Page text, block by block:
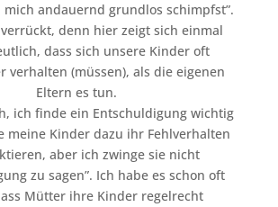
andauernd grundlos schimpfst”.
denn hier zeigt sich einmal
dass sich unsere Kinder oft
verhalten (müssen), als die eigenen
Eltern es tun.
ich finde ein Entschuldigung wichtig
meine Kinder dazu ihr Fehlverhalten
aber ich zwinge sie nicht
zu sagen”. Ich habe es schon oft
Mütter ihre Kinder regelrecht